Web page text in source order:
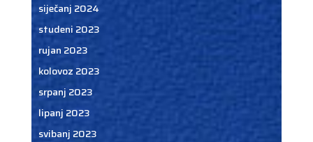
siječanj 2024
studeni 2023
rujan 2023
kolovoz 2023
srpanj 2023
lipanj 2023
svibanj 2023